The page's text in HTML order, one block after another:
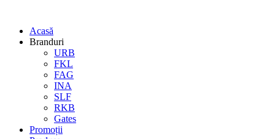
Acasă
Branduri
URB
FKL
FAG
INA
SLF
RKB
Gates
Promoții